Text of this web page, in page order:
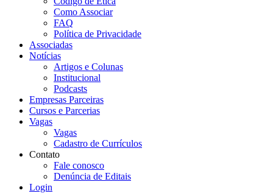
Como Associar
FAQ
Política de Privacidade
Associadas
Notícias
Artigos e Colunas
Institucional
Podcasts
Empresas Parceiras
Cursos e Parcerias
Vagas
Vagas
Cadastro de Currículos
Contato
Fale conosco
Denúncia de Editais
Login